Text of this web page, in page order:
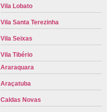
Vila Lobato
Vila Santa Terezinha
Vila Seixas
Vila Tibério
Araraquara
Araçatuba
Caldas Novas